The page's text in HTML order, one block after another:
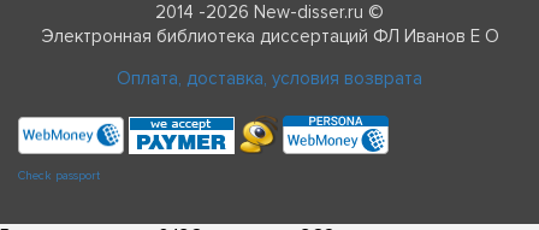
2014 -2026 New-disser.ru ©
Электронная библиотека диссертаций ФЛ Иванов Е О
Оплата, доставка, условия возврата
Check passport